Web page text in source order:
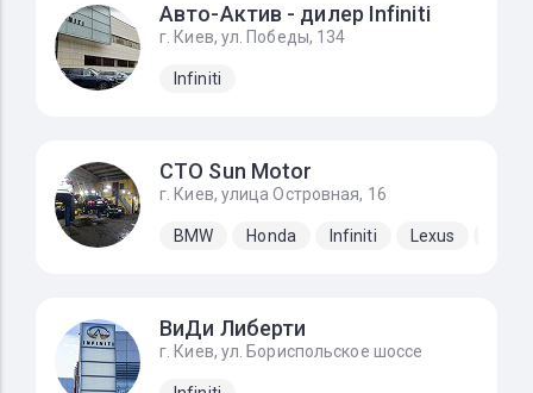
Авто-Актив - дилер Infiniti
г. Киев, ул. Победы, 134
Infiniti
СТО Sun Motor
г. Киев, улица Островная, 16
BMW Honda Infiniti Lexus
ВиДи Либерти
г. Киев, ул. Бориспольское шоссе